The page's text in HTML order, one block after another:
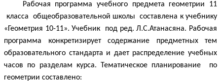
Рабочая программа учебного предмета геометрии 11
класса общеобразовательной школы составлена к учебнику
«Геометрия 10-11». Учебник под ред. Л.С.Атанасяна. Рабочая
программа конкретизирует содержание предметных тем
образовательного стандарта и дает распределение учебных
часов по разделам курса.
Тематическое планирование по
геометрии составлено: